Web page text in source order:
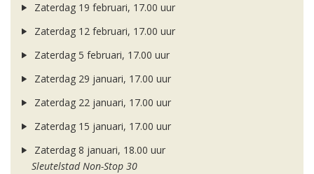
Zaterdag 19 februari, 17.00 uur
Zaterdag 12 februari, 17.00 uur
Zaterdag 5 februari, 17.00 uur
Zaterdag 29 januari, 17.00 uur
Zaterdag 22 januari, 17.00 uur
Zaterdag 15 januari, 17.00 uur
Zaterdag 8 januari, 18.00 uur
Sleutelstad Non-Stop 30